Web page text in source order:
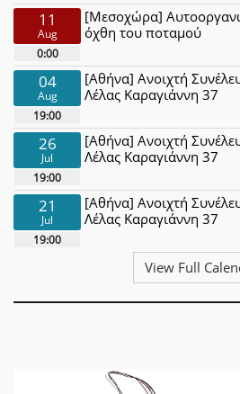
11
Aug
0:00
[Μεσοχώρα]
όχθη του ποταμού
04
Aug
19:00
[Αθήνα] Ανοιχτή
Λέλας Καραγιάννη 37
26
Jul
19:00
[Αθήνα] Ανοιχτή
Λέλας Καραγιάννη 37
21
Jul
19:00
[Αθήνα] Ανοιχτή
Λέλας Καραγιάννη 37
View Full